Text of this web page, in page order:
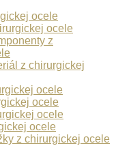
ocele
ocele
z
z chirurgickej
ocele
ocele
ocele
ocele
z chirurgickej ocele